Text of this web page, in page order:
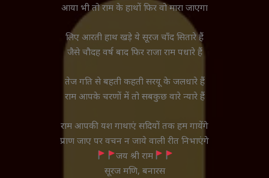
आया भी तो राम के हाथों फिर वो मारा जाएगा
लिए आरती हाथ खड़े ये सूरज चाँद सितारे हैं
जैसे चौदह वर्ष बाद फिर राजा राम पधारे हैं
तेज गति से बहती कहती सरयू के जलधारे हैं
राम आपके चरणों में तो सबकुछ वारे न्यारे हैं
राम आपकी यश गाथाएं सदियों तक हम गायेंगे
प्राण जाए पर वचन न जाये वाली रीत निभाएंगे
जय श्री राम
सूरज मणि, बनारस